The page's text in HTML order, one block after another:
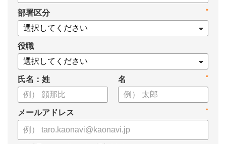
から始める方も安心です。評価シートフォーマットの作成や素
案の生成など、コピペで使えるプロンプトも収録！
生成AIを「壁打ち相手」や「作業アシスタント」にして、明日か
らの人事業務を効率化してみませんか？
【資料の内容】
・人事担当者に聞いた「生成AI活用に関する実態調査」
・生成AI利用における注意点やルール
・今日から使えるプロンプト集（人事評価、エンゲージメント業
務）
*
部署区分
役職
氏名：姓 *
名
*
メールアドレス